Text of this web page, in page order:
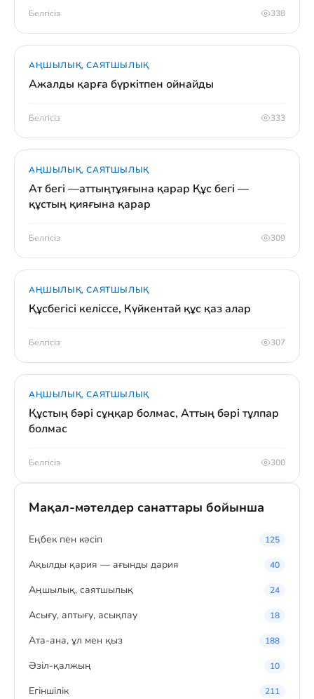
Белгісіз 338
АҢШЫЛЫҚ, САЯТШЫЛЫҚ
Ажалды қарға бүркітпен ойнайды
Белгісіз 333
АҢШЫЛЫҚ, САЯТШЫЛЫҚ
Ат бегі —аттыңтұяғына қарар Құс бегі —
құстың қияғына қарар
Белгісіз 309
АҢШЫЛЫҚ, САЯТШЫЛЫҚ
Құсбегісі келіссе, Күйкентай құс қаз алар
Белгісіз 307
АҢШЫЛЫҚ, САЯТШЫЛЫҚ
Құстың бәрі сұңқар болмас, Аттың бәрі тұлпар
болмас
Белгісіз 300
Мақал-мәтелдер санаттары бойынша
Eңбек пен кәсіп 125
Ақылды қария — ағынды дария 40
Аңшылық, саятшылық 24
Асығу, аптығу, асықпау 18
Ата-ана, ұл мен қыз 188
Әзіл-қалжың 10
Егіншілік 211